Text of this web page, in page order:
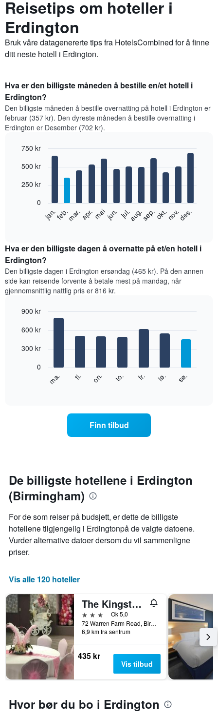
Reisetips om hoteller i
Erdington
Bruk våre datagenererte tips fra HotelsCombined for å finne
ditt neste hotell i Erdington.
Hva er den billigste måneden å bestille en/et hotell i
Erdington?
Den billigste måneden å bestille overnatting på hotell i Erdington er
februar (357 kr). Den dyreste måneden å bestille overnatting i
Erdington er Desember (702 kr).
chart
12
Diagrammet
nedenfor
for
et
rom
per
måned
Diagrammets
X-
viser
Diagrammets
graphic.
jan.feb.mar.apr.maijun. jul.aug.sep.okt.nov.des.
0
250 kr
500 kr
750 kr
Hva er den billigste dagen å overnatte på et/en hotell i
Erdington?
Den billigste dagen i Erdington ersøndag (465 kr). På den annen
side kan reisende forvente å betale mest på mandag, når
gjennomsnittlig nattlig pris er 816 kr.
chart
bars.
Diagrammet
X-
akse
viser
Diagrammets
1
Y-
akse
viser
for
rom
graphic.
ma. ti. on. to. fr. lø. sø.
0
300 kr
600 kr
900 kr
Finn tilbud
De billigste hotellene i Erdington
(Birmingham)
For de som reiser på budsjett, er dette de billigste
hotellene tilgjengelig i Erdingtonpå de valgte datoene.
Vurder alternative datoer dersom du vil sammenligne
priser.
Vis alle 120 hoteller
The Kingstanding Inn
3 stjernerOk 5,0
72 Warren Farm Road, Birmingham, Storbritannia
6,9 km fra sentrum
435 kr
Vis tilbud
Hvor bør du bo i Erdington